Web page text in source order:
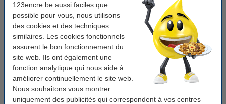
123encre.be aussi faciles que
possible pour vous, nous utilisons
des cookies et des techniques
similaires. Les cookies fonctionnels
assurent le bon fonctionnement du
site web. Ils ont également une
fonction analytique qui nous aide à
améliorer continuellement le site web.
Nous souhaitons vous montrer
uniquement des publicités qui correspondent à vos centres
Caractéristiques
Marque: Q-Nomic
Type: pile
Modèle: CR123A
Type de pile: lithium